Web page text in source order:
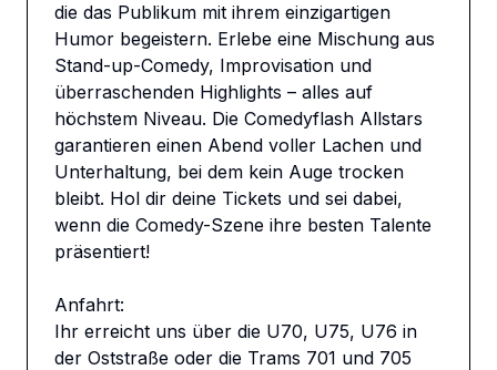
die das Publikum mit ihrem einzigartigen
Humor begeistern. Erlebe eine Mischung aus
Stand-up-Comedy, Improvisation und
überraschenden Highlights – alles auf
höchstem Niveau. Die Comedyflash Allstars
garantieren einen Abend voller Lachen und
Unterhaltung, bei dem kein Auge trocken
bleibt. Hol dir deine Tickets und sei dabei,
wenn die Comedy-Szene ihre besten Talente
präsentiert!
Anfahrt:
Ihr erreicht uns über die U70, U75, U76 in
der Oststraße oder die Trams 701 und 705